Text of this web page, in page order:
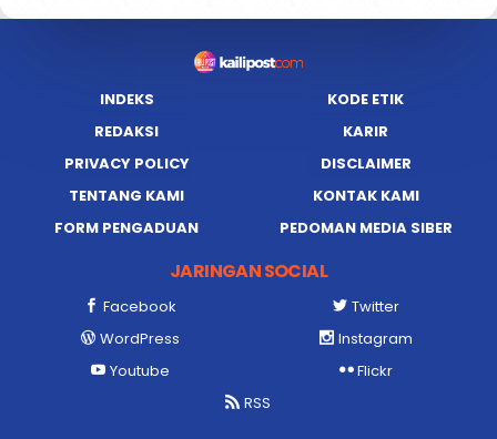
INDEKS
KODE ETIK
REDAKSI
KARIR
PRIVACY POLICY
DISCLAIMER
TENTANG KAMI
KONTAK KAMI
FORM PENGADUAN
PEDOMAN MEDIA SIBER
JARINGAN SOCIAL
Facebook
Twitter
WordPress
Instagram
Youtube
Flickr
RSS